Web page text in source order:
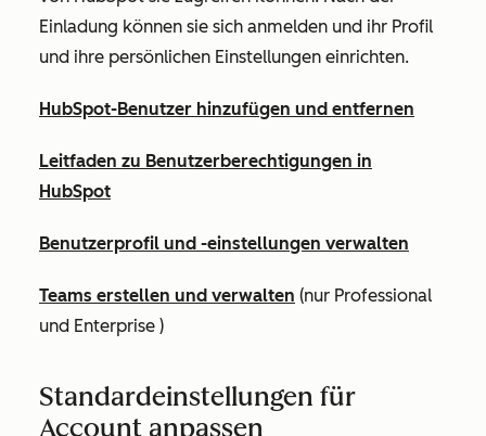
Einladung können sie sich anmelden und ihr Profil
und ihre persönlichen Einstellungen einrichten.
HubSpot-Benutzer hinzufügen und entfernen
Leitfaden zu Benutzerberechtigungen in
HubSpot
Benutzerprofil und -einstellungen verwalten
Teams erstellen und verwalten (nur Professional
und Enterprise )
Standardeinstellungen für
Account anpassen